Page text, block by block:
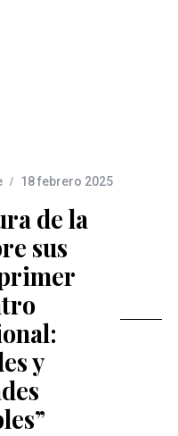
18 febrero 2025
de la
sus
y